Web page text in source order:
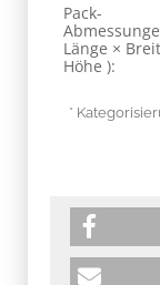
Pack-
Länge ×
Höhe ):
*